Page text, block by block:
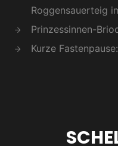
Roggensauerteig
Prinzessinnen-
Kurze